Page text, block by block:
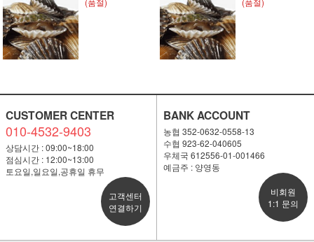
CUSTOMER CENTER
010-4532-9403
상담시간 : 09:00~18:00
점심시간 : 12:00~13:00
토요일,일요일,공휴일 휴무
고객센터
연결하기
BANK ACCOUNT
농협 352-0632-0558-13
수협 923-62-040605
우체국 612556-01-001466
예금주 : 양영동
비회원
1:1 문의